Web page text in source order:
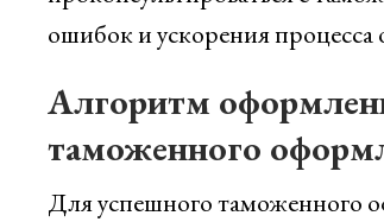
ошибок и ускорения
Алгоритм
таможенного
Для успешного таможенного